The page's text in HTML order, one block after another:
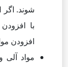
افزودن
مواد آلی